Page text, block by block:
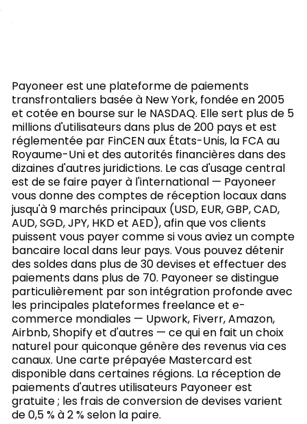
Payoneer est une plateforme de paiements
transfrontaliers basée à New York, fondée en 2005
et cotée en bourse sur le NASDAQ. Elle sert plus de 5
millions d'utilisateurs dans plus de 200 pays et est
réglementée par FinCEN aux États-Unis, la FCA au
Royaume-Uni et des autorités financières dans des
dizaines d'autres juridictions. Le cas d'usage central
est de se faire payer à l'international — Payoneer
vous donne des comptes de réception locaux dans
jusqu'à 9 marchés principaux (USD, EUR, GBP, CAD,
AUD, SGD, JPY, HKD et AED), afin que vos clients
puissent vous payer comme si vous aviez un compte
bancaire local dans leur pays. Vous pouvez détenir
des soldes dans plus de 30 devises et effectuer des
paiements dans plus de 70. Payoneer se distingue
particulièrement par son intégration profonde avec
les principales plateformes freelance et e-
commerce mondiales — Upwork, Fiverr, Amazon,
Airbnb, Shopify et d'autres — ce qui en fait un choix
naturel pour quiconque génère des revenus via ces
canaux. Une carte prépayée Mastercard est
disponible dans certaines régions. La réception de
paiements d'autres utilisateurs Payoneer est
gratuite ; les frais de conversion de devises varient
de 0,5 % à 2 % selon la paire.